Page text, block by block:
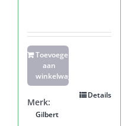
Toevoegen
aan
winkelwagen
Details
Merk:
Gilbert